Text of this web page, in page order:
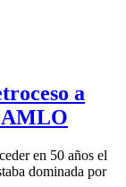
a
AMLO
en 50 años el
dominada por